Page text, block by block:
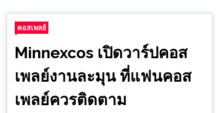
คอสเพลย์
Minnexcos เปิดวาร์ปคอส
เพลย์งานละมุน ที่แฟนคอส
เพลย์ควรติดตาม